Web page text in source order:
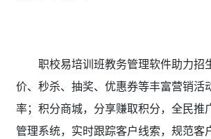
职校易培训班教务管理软件助力招
价、秒杀、抽奖、优惠券等丰富营销活
率；积分商城，分享赚取积分，全民推
管理系统，实时跟踪客户线索，规范客